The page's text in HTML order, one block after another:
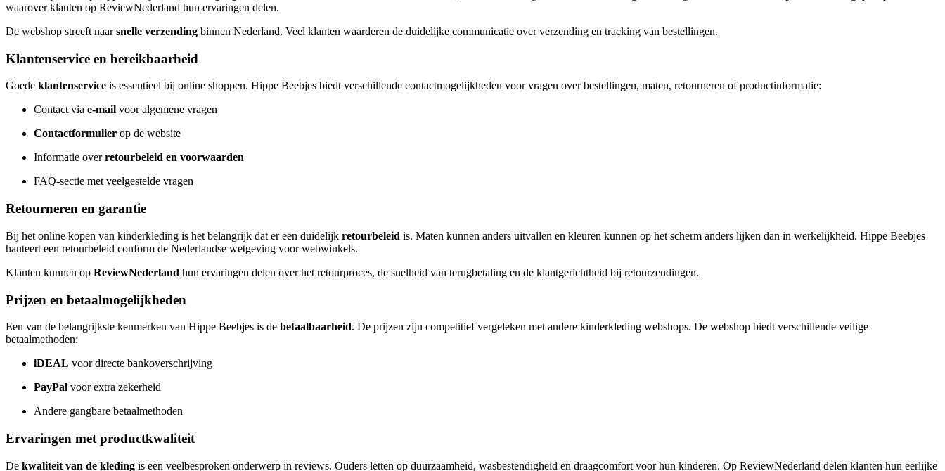
waarover klanten op ReviewNederland hun ervaringen delen.
De webshop streeft naarsnelle verzending binnen Nederland. Veel klanten waarderen de duidelijke communicatie over verzending en tracking van bestellingen.
Klantenservice en bereikbaarheid
Goede klantenservice is essentieel bij online shoppen. Hippe Beebjes biedt verschillende contactmogelijkheden voor vragen over bestellingen, maten, retourneren of productinformatie:
Contact via e-mail voor algemene vragen
Contactformulier op de website
Informatie overretourbeleid en voorwaarden
FAQ-sectie met veelgestelde vragen
Retourneren en garantie
Bij het online kopen van kinderkleding is het belangrijk dat er een duidelijk retourbeleid is. Maten kunnen anders uitvallen en kleuren kunnen op het scherm anders lijken dan in werkelijkheid. Hippe Beebjes
hanteert een retourbeleid conform de Nederlandse wetgeving voor webwinkels.
Klanten kunnen op ReviewNederland hun ervaringen delen over het retourproces, de snelheid van terugbetaling en de klantgerichtheid bij retourzendingen.
Prijzen en betaalmogelijkheden
Een van de belangrijkste kenmerken van Hippe Beebjes is de betaalbaarheid. De prijzen zijn competitief vergeleken met andere kinderkleding webshops. De webshop biedt verschillende veilige
betaalmethoden:
iDEAL voor directe bankoverschrijving
PayPal voor extra zekerheid
Andere gangbare betaalmethoden
Ervaringen met productkwaliteit
De kwaliteit van de kleding is een veelbesproken onderwerp in reviews. Ouders letten op duurzaamheid, wasbestendigheid en draagcomfort voor hun kinderen. Op ReviewNederland delen klanten hun eerlijke